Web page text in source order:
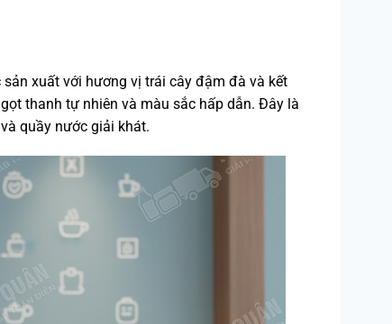
xuất với hương vị trái cây đậm đà và kết
thanh tự nhiên và màu sắc hấp dẫn. Đây là
quầy nước giải khát.